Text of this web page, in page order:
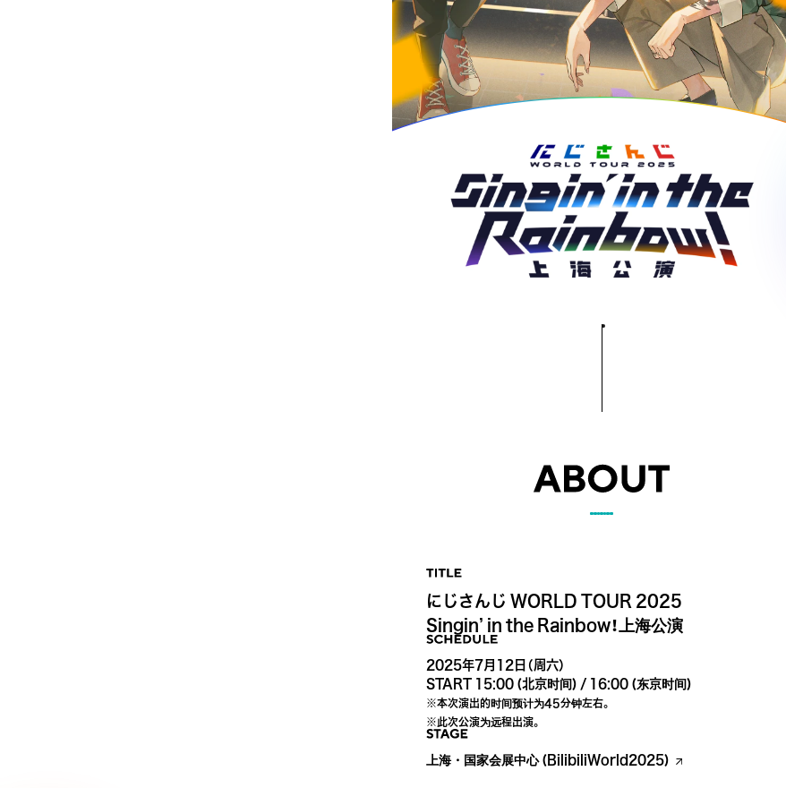
にじさんじ WORLD TOUR 2025
Singin’ in the Rainbow！上海公演
2025年7月12日（周六）
START 15:00 (北京时间) / 16:00 (东京时间)
※本次演出的时间预计为45分钟左右。
※此次公演为远程出演。
上海・国家会展中心(BilibiliWorld2025)